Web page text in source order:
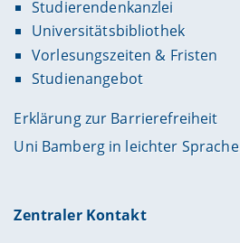
Studierendenkanzlei
Universitätsbibliothek
Vorlesungszeiten & Fristen
Studienangebot
Erklärung zur Barrierefreiheit
Uni Bamberg in leichter Sprache
Zentraler Kontakt